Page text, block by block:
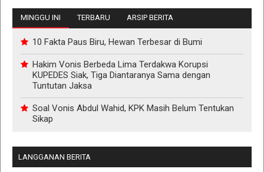
MINGGU INI TERBARU ARSIP BERITA
10 Fakta Paus Biru, Hewan Terbesar di Bumi
Hakim Vonis Berbeda Lima Terdakwa Korupsi
KUPEDES Siak, Tiga Diantaranya Sama dengan
Tuntutan Jaksa
Soal Vonis Abdul Wahid, KPK Masih Belum Tentukan
Sikap
LANGGANAN BERITA